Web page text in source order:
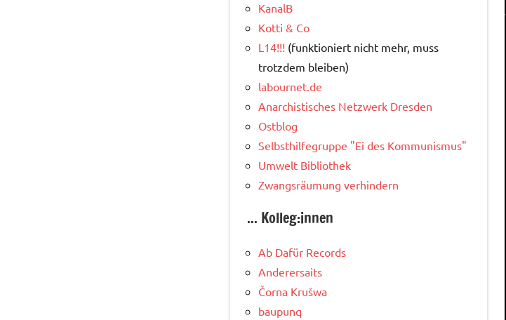
KanalB
Kotti & Co
L14!!! (funktioniert nicht mehr, muss
trotzdem bleiben)
labournet.de
Anarchistisches Netzwerk Dresden
Ostblog
Selbsthilfegruppe "Ei des Kommunismus"
Umwelt Bibliothek
Zwangsräumung verhindern
... Kolleg:innen
Ab Dafür Records
Anderersaits
Čorna Krušwa
baupunq